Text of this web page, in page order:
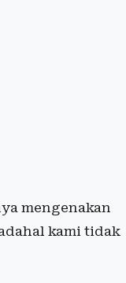
mengenakan
kami tidak